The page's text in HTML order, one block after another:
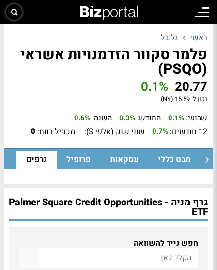
ראשי גלובל
פלמר סקוור הזדמנויות אשראי
(PSQO)
20.77
0.1%
נכון ל: 15:59 (NY)
שבועי: 0.1% החודש: 0.3% השנה: 0.6%
12 חודשים: 0.7% שווי שוק (אלפי $): מכפיל רווח: 0
מבט כללי עסקאות פרופיל גרפים
גרף מניה - Palmer Square Credit Opportunities
ETF
חפש נייר להשוואה